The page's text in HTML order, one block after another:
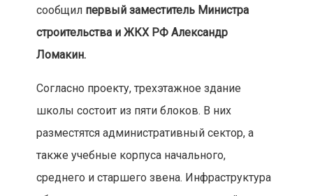
сообщил первый заместитель Министра
строительства и ЖКХ РФ Александр
Ломакин.
Согласно проекту, трехэтажное здание
школы состоит из пяти блоков. В них
разместятся административный сектор, а
также учебные корпуса начального,
среднего и старшего звена. Инфраструктура